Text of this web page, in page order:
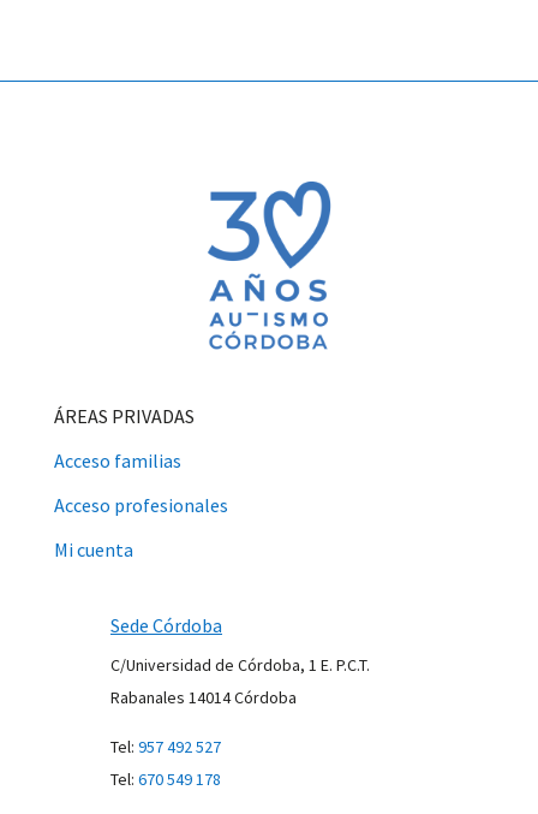
ÁREAS PRIVADAS
Acceso familias
Acceso profesionales
Mi cuenta
Sede Córdoba
C/Universidad de Córdoba, 1 E. P.C.T.
Rabanales 14014Córdoba
Tel: 957 492 527
Tel: 670 549 178